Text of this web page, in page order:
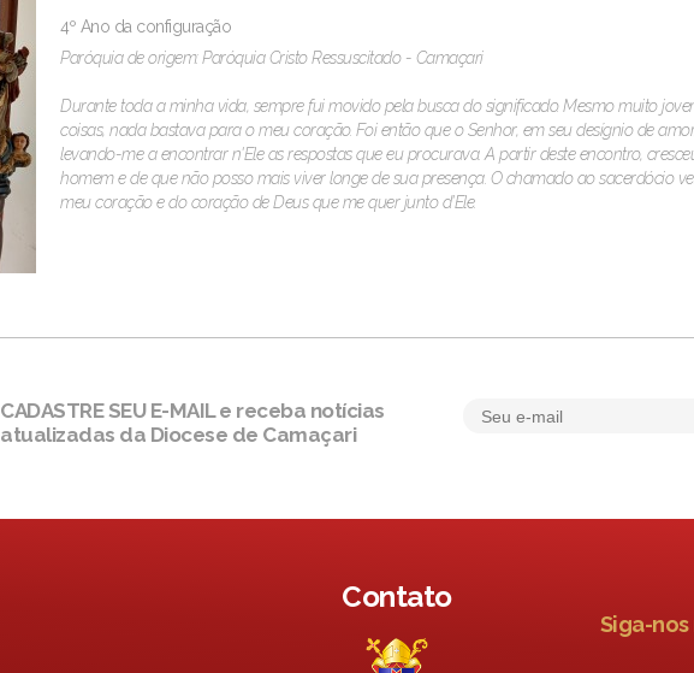
4º Ano da configuração
Paróquia de origem: Paróquia Cristo Ressuscitado - Camaçari
Durante toda a minha vida, sempre fui movido pela busca do significado. Mesmo muito
coisas, nada bastava para o meu coração. Foi então que o Senhor, em seu desígnio de
levando-me a encontrar n'Ele as respostas que eu procurava. A partir deste encontro,
homem e de que não posso mais viver longe de sua presença. O chamado ao sacerdócio
meu coração e do coração de Deus que me quer junto d'Ele.
CADASTRE SEU E-MAIL e receba notícias
atualizadas da Diocese de Camaçari
Contato
Siga-nos